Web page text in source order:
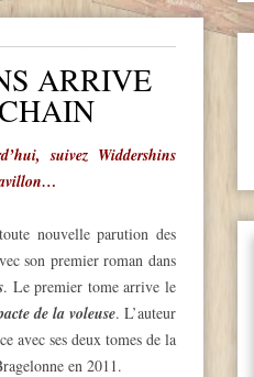
ARRIVE
suivez Widdershins
nouvelle parution des
son premier roman dans
. Le premier tome arrive le
de la voleuse. L’auteur
avec ses deux tomes de la
en 2011.